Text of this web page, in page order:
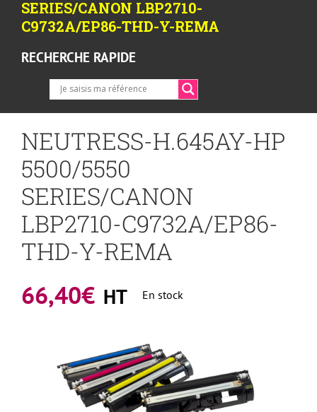
SERIES/CANON LBP2710-
C9732A/EP86-THD-Y-REMA
RECHERCHE RAPIDE
NEUTRESS-H.645AY-HP
5500/5550
SERIES/CANON
LBP2710-C9732A/EP86-
THD-Y-REMA
66,40€ HT En stock